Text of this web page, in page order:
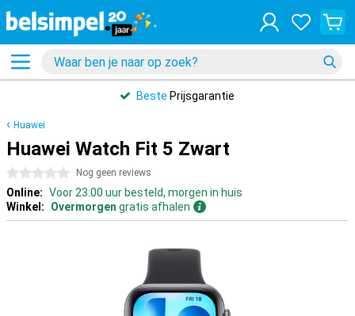
Beste Prijsgarantie
Huawei
Huawei Watch Fit 5 Zwart
0 sterren Nog geen reviews
Online: Voor 23:00 uur besteld, morgen in huis
Winkel:
Overmorgen gratis afhalen